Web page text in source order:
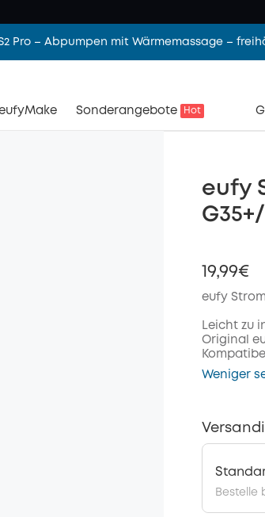
Pro – Abpumpen mit Wärmemassage –
Sonderangebote Hot
eufy
19,99€
eufy
Leicht zu
Original
Weniger
Bestelle